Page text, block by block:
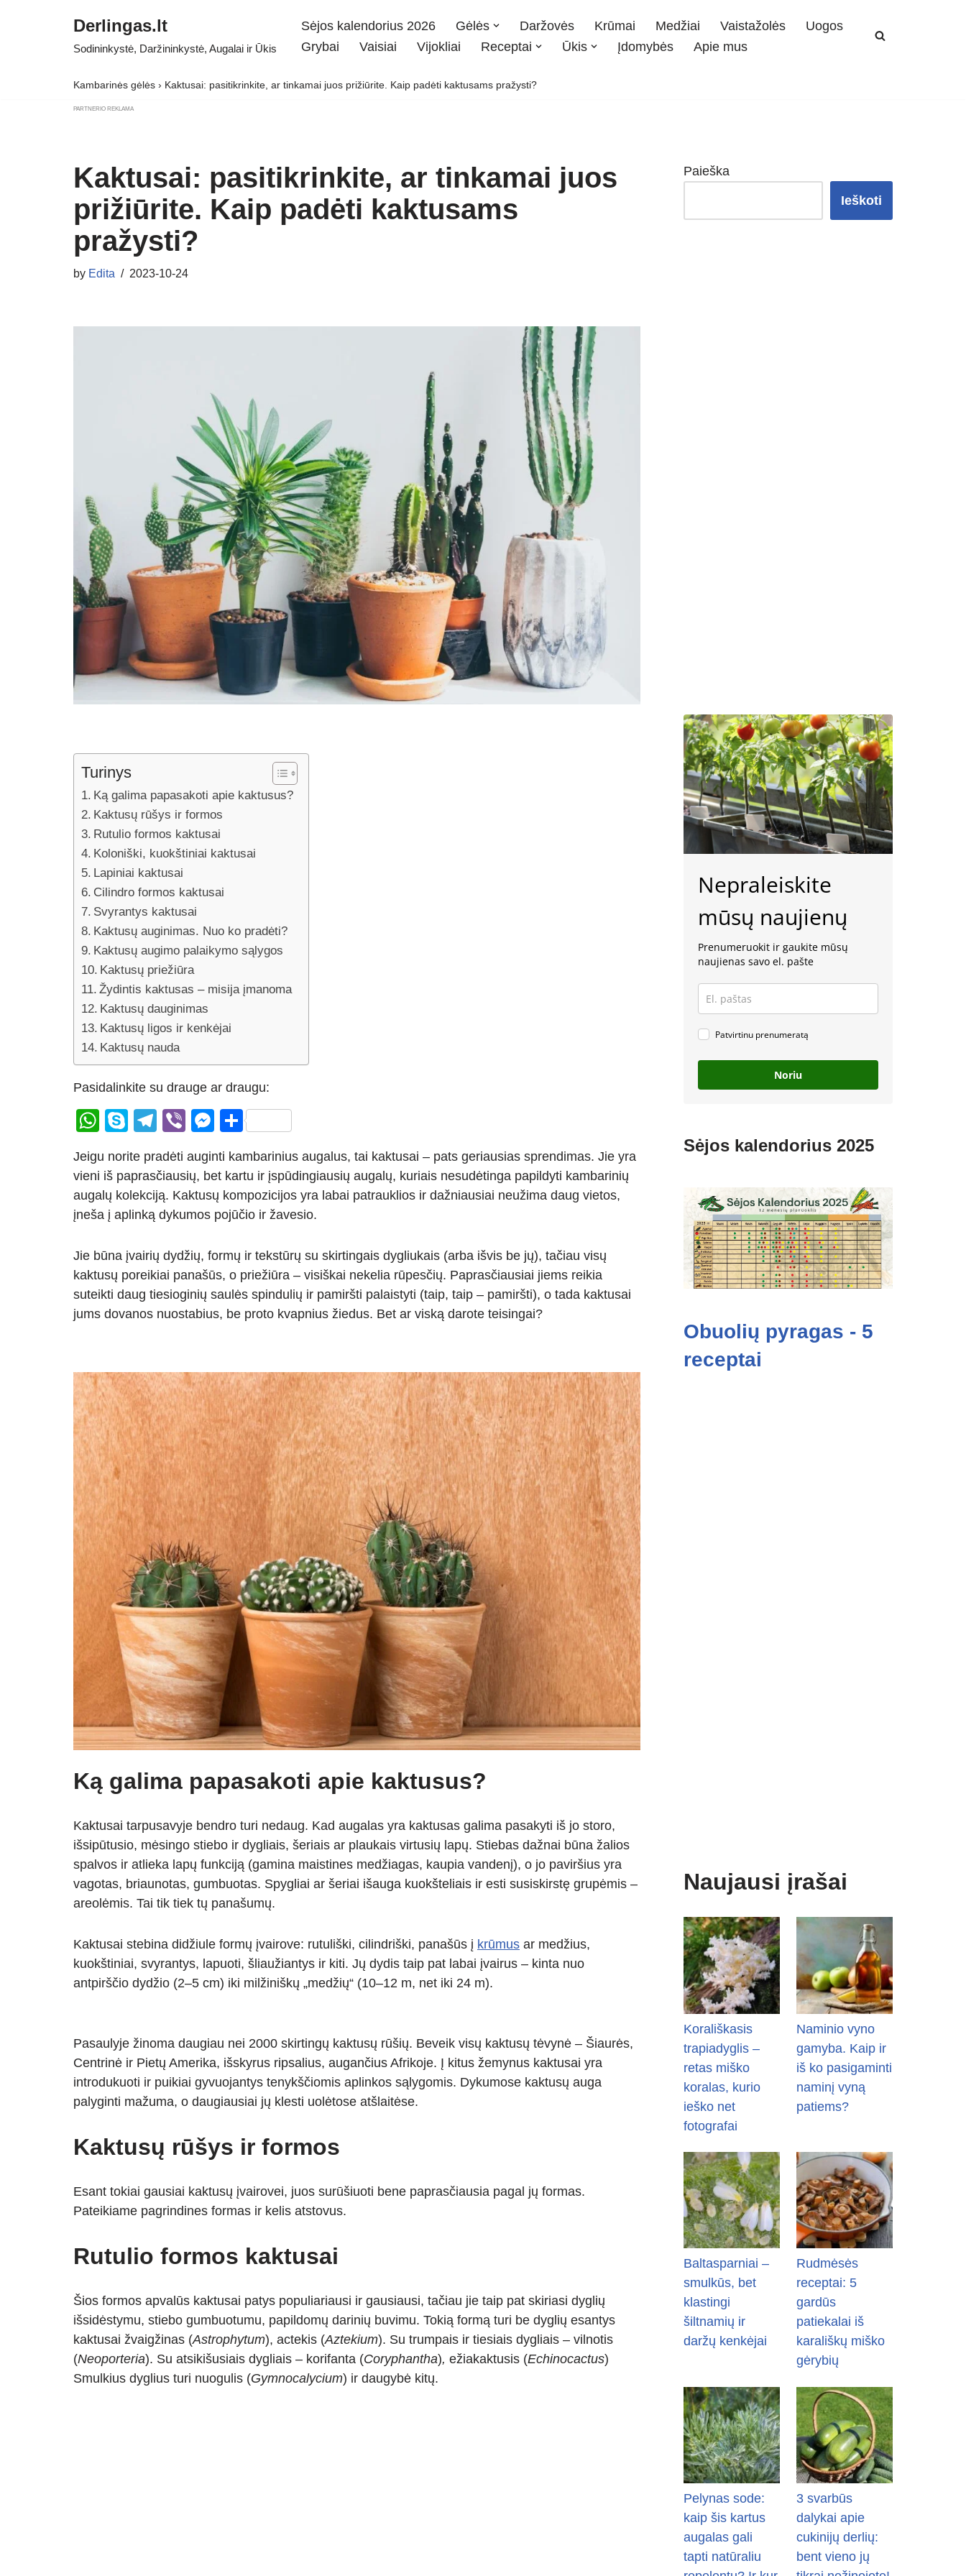
Derlingas.lt
Sodininkystė, Daržininkystė, Augalai ir Ūkis
Sėjos kalendorius 2026 Gėlės Daržovės Krūmai Medžiai Vaistažolės
Uogos
Grybai
Vaisiai Vijokliai Receptai Ūkis Įdomybės Apie mus
Kambarinės gėlės › Kaktusai: pasitikrinkite, ar tinkamai juos prižiūrite. Kaip padėti kaktusams pražysti?
PARTNERIO REKLAMA
Kaktusai: pasitikrinkite, ar tinkamai juos
prižiūrite. Kaip padėti kaktusams
pražysti?
by Edita 2023-10-24
Turinys
Ką galima papasakoti apie kaktusus?
Kaktusų rūšys ir formos
Rutulio formos kaktusai
Koloniški, kuokštiniai kaktusai
Lapiniai kaktusai
Cilindro formos kaktusai
Svyrantys kaktusai
Kaktusų auginimas. Nuo ko pradėti?
Kaktusų augimo palaikymo sąlygos
Kaktusų priežiūra
Žydintis kaktusas – misija įmanoma
Kaktusų dauginimas
Kaktusų ligos ir kenkėjai
Kaktusų nauda
Pasidalinkite su drauge ar draugu:
W
at
s
A
p
S
p
e
T
e
gr
a
Vi
er
M
ss
e
n
er
S
ar
e
Jeigu norite pradėti auginti kambarinius augalus, tai kaktusai – pats geriausias sprendimas. Jie yra
vieni iš paprasčiausių, bet kartu ir įspūdingiausių augalų, kuriais nesudėtinga papildyti kambarinių
augalų kolekciją. Kaktusų kompozicijos yra labai patrauklios ir dažniausiai neužima daug vietos,
įneša į aplinką dykumos pojūčio ir žavesio.
Jie būna įvairių dydžių, formų ir tekstūrų su skirtingais dygliukais (arba išvis be jų), tačiau visų
kaktusų poreikiai panašūs, o priežiūra – visiškai nekelia rūpesčių. Paprasčiausiai jiems reikia
suteikti daug tiesioginių saulės spindulių ir pamiršti palaistyti (taip, taip – pamiršti), o tada kaktusai
jums dovanos nuostabius, be proto kvapnius žiedus. Bet ar viską darote teisingai?
Ką galima papasakoti apie kaktusus?
Kaktusai tarpusavyje bendro turi nedaug. Kad augalas yra kaktusas galima pasakyti iš jo storo,
išsipūtusio, mėsingo stiebo ir dygliais, šeriais ar plaukais virtusių lapų. Stiebas dažnai būna žalios
spalvos ir atlieka lapų funkciją (gamina maistines medžiagas, kaupia vandenį), o jo paviršius yra
vagotas, briaunotas, gumbuotas. Spygliai ar šeriai išauga kuokšteliais ir esti susiskirstę grupėmis –
areolėmis. Tai tik tiek tų panašumų.
Kaktusai stebina didžiule formų įvairove: rutuliški, cilindriški, panašūs į krūmus ar medžius,
kuokštiniai, svyrantys, lapuoti, šliaužiantys ir kiti. Jų dydis taip pat labai įvairus – kinta nuo
antpirščio dydžio (2–5 cm) iki milžiniškų „medžių“ (10–12 m, net iki 24 m).
Pasaulyje žinoma daugiau nei 2000 skirtingų kaktusų rūšių. Beveik visų kaktusų tėvynė – Šiaurės,
Centrinė ir Pietų Amerika, išskyrus ripsalius, augančius Afrikoje. Į kitus žemynus kaktusai yra
introdukuoti ir puikiai gyvuojantys tenykščiomis aplinkos sąlygomis. Dykumose kaktusų auga
palyginti mažuma, o daugiausiai jų klesti uolėtose atšlaitėse.
Kaktusų rūšys ir formos
Esant tokiai gausiai kaktusų įvairovei, juos surūšiuoti bene paprasčiausia pagal jų formas.
Pateikiame pagrindines formas ir kelis atstovus.
Rutulio formos kaktusai
Šios formos apvalūs kaktusai patys populiariausi ir gausiausi, tačiau jie taip pat skiriasi dyglių
išsidėstymu, stiebo gumbuotumu, papildomų darinių buvimu. Tokią formą turi be dyglių esantys
kaktusai žvaigžinas (Astrophytum), actekis (Aztekium). Su trumpais ir tiesiais dygliais – vilnotis
(Neoporteria). Su atsikišusiais dygliais – korifanta (Coryphantha), ežiakaktusis (Echinocactus)
Smulkius dyglius turi nuogulis (Gymnocalycium) ir daugybė kitų.
Paieška
Ieškoti
Nepraleiskite
mūsų naujienų
Prenumeruokit ir gaukite mūsų
naujienas savo el. pašte
Patvirtinu prenumeratą
Noriu
Sėjos kalendorius 2025
Obuolių pyragas - 5
receptai
Naujausi įrašai
Korališkasis
trapiadyglis –
retas miško
koralas, kurio
ieško net
fotografai
Naminio vyno
gamyba. Kaip ir
iš ko pasigaminti
naminį vyną
patiems?
Baltasparniai –
smulkūs, bet
klastingi
šiltnamių ir
daržų kenkėjai
Rudmėsės
receptai: 5
gardūs
patiekalai iš
karališkų miško
gėrybių
Pelynas sode:
kaip šis kartus
augalas gali
tapti natūraliu
3 svarbūs
dalykai apie
cukinijų derlių:
bent vieno jų